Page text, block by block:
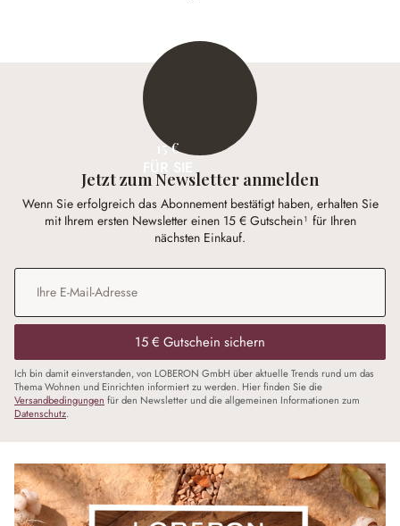
15 €
Jetzt zum Newsletter anmelden
Wenn Sie erfolgreich das Abonnement bestätigt haben, erhalten Sie
mit Ihrem ersten Newsletter einen 15 € Gutschein¹ für Ihren
nächsten Einkauf.
E-Mail-Adresse
15 € Gutschein sichern
Ich bin damit einverstanden, von LOBERON GmbH über aktuelle Trends rund um das
Thema Wohnen und Einrichten informiert zu werden. Hier finden Sie die
Versandbedingungen für den Newsletter und die allgemeinen Informationen zum
Datenschutz.